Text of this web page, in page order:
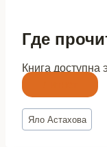
Где
Книга доступна
Метки
записи:
Яло Астахова